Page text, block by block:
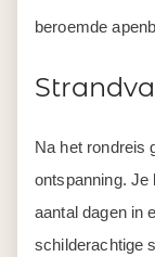
beroemde
Na het rondreis
ontspanning. Je
aantal dagen in
schilderachtige